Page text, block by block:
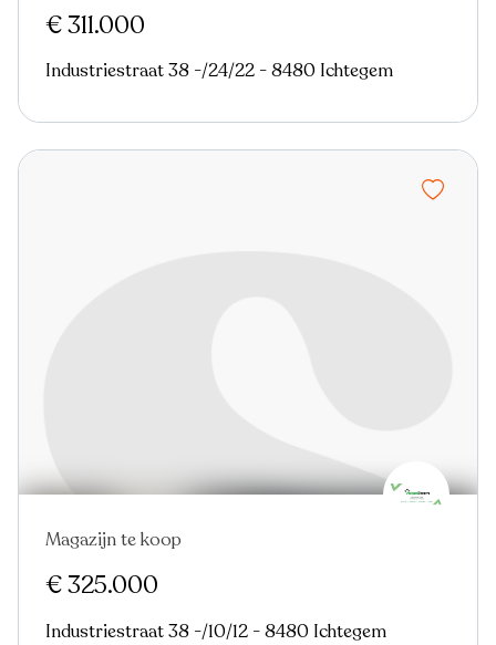
€ 311.000
Industriestraat 38 -/24/22 - 8480 Ichtegem
Magazijn te koop
€ 325.000
Industriestraat 38 -/10/12 - 8480 Ichtegem